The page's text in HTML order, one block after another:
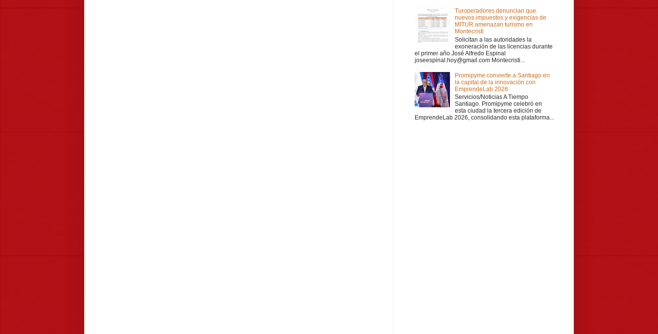
Turoperadores denuncian que
nuevos impuestos y exigencias de
MITUR amenazan turismo en
Montecristi
Solicitan a las autoridades la
exoneración de las licencias durante
el primer año José Alfredo Espinal
joseespinal.hoy@gmail.com Montecristi...
Promipyme convierte a Santiago en
la capital de la innovación con
EmprendeLab 2026
Servicios/Noticias A Tiempo
Santiago. Promipyme celebró en
esta ciudad la tercera edición de
EmprendeLab 2026, consolidando esta plataforma...